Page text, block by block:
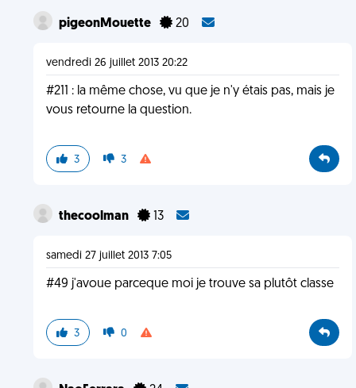
pigeonMouette 20
vendredi 26 juillet 2013 20:22
#211 : la même chose, vu que je n'y étais pas, mais je
vous retourne la question.
3 3
thecoolman 13
samedi 27 juillet 2013 7:05
#49 j'avoue parceque moi je trouve sa plutôt classe
3 0